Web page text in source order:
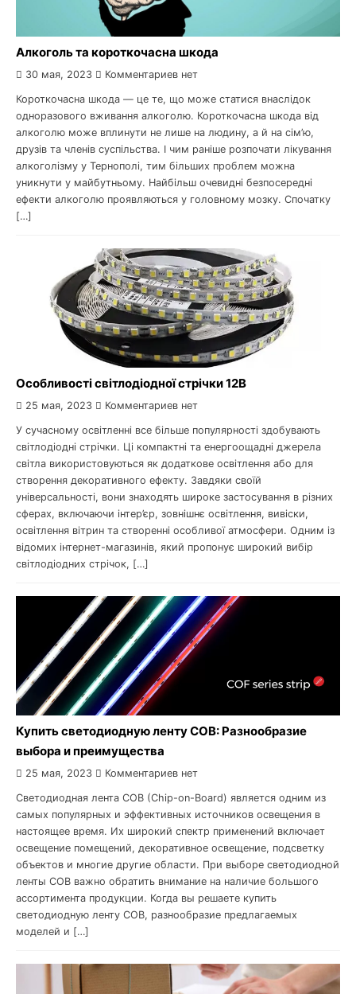
Алкоголь та короткочасна шкода
30 мая, 2023 Комментариев нет
Короткочасна шкода — це те, що може статися внаслідок
одноразового вживання алкоголю. Короткочасна шкода від
алкоголю може вплинути не лише на людину, а й на сім’ю,
друзів та членів суспільства. І чим раніше розпочати лікування
алкоголізму у Тернополі, тим більших проблем можна
уникнути у майбутньому. Найбільш очевидні безпосередні
ефекти алкоголю проявляються у головному мозку. Спочатку
[…]
Особливості світлодіодної стрічки 12В
25 мая, 2023 Комментариев нет
У сучасному освітленні все більше популярності здобувають
світлодіодні стрічки. Ці компактні та енергоощадні джерела
світла використовуються як додаткове освітлення або для
створення декоративного ефекту. Завдяки своїй
універсальності, вони знаходять широке застосування в різних
сферах, включаючи інтер’єр, зовнішнє освітлення, вивіски,
освітлення вітрин та створенні особливої атмосфери. Одним із
відомих інтернет-магазинів, який пропонує широкий вибір
світлодіодних стрічок, […]
Купить светодиодную ленту COB: Разнообразие
выбора и преимущества
25 мая, 2023 Комментариев нет
Светодиодная лента COB (Chip-on-Board) является одним из
самых популярных и эффективных источников освещения в
настоящее время. Их широкий спектр применений включает
освещение помещений, декоративное освещение, подсветку
объектов и многие другие области. При выборе светодиодной
ленты COB важно обратить внимание на наличие большого
ассортимента продукции. Когда вы решаете купить
светодиодную ленту COB, разнообразие предлагаемых
моделей и […]